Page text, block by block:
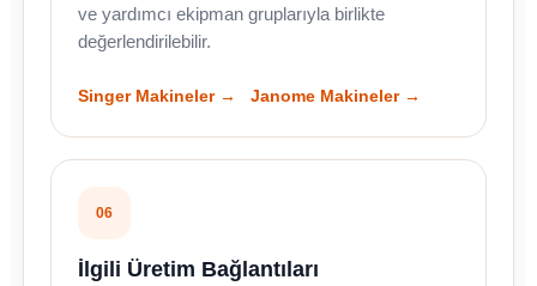
ve yardımcı ekipman gruplarıyla birlikte
değerlendirilebilir.
Singer Makineler → Janome Makineler →
06
İlgili Üretim Bağlantıları